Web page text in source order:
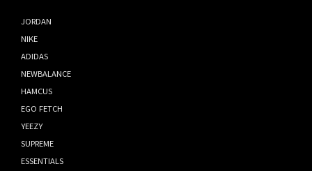
JORDAN
NIKE
ADIDAS
NEWBALANCE
HAMCUS
EGO FETCH
YEEZY
SUPREME
ESSENTIALS